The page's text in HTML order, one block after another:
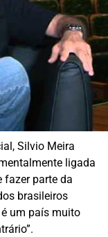
Silvio Meira
ligada
fazer parte da
brasileiros
um país muito